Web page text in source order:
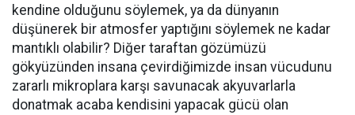
kendine olduğunu söylemek, ya da dünyanın
düşünerek bir atmosfer yaptığını söylemek ne kadar
mantıklı olabilir? Diğer taraftan gözümüzü
gökyüzünden insana çevirdiğimizde insan vücudunu
zararlı mikroplara karşı savunacak akyuvarlarla
donatmak acaba kendisini yapacak gücü olan